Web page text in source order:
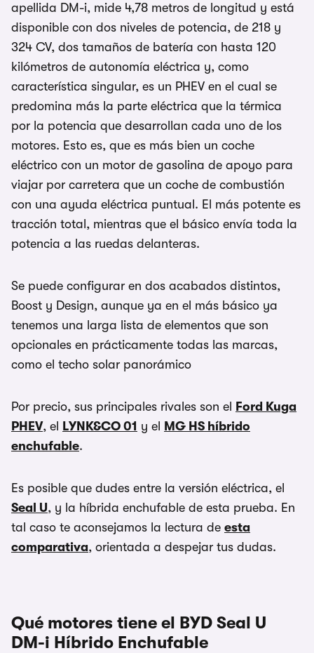
apellida DM-i, mide 4,78 metros de longitud y está
disponible con dos niveles de potencia, de 218 y
324 CV, dos tamaños de batería con hasta 120
kilómetros de autonomía eléctrica y, como
característica singular, es un PHEV en el cual se
predomina más la parte eléctrica que la térmica
por la potencia que desarrollan cada uno de los
motores. Esto es, que es más bien un coche
eléctrico con un motor de gasolina de apoyo para
viajar por carretera que un coche de combustión
con una ayuda eléctrica puntual. El más potente es
tracción total, mientras que el básico envía toda la
potencia a las ruedas delanteras.
Se puede configurar en dos acabados distintos,
Boost y Design, aunque ya en el más básico ya
tenemos una larga lista de elementos que son
opcionales en prácticamente todas las marcas,
como el techo solar panorámico
Por precio, sus principales rivales son el
Ford Kuga
PHEV, el LYNK&CO 01 y el
MG HS híbrido
enchufable.
Es posible que dudes entre la versión eléctrica, el
Seal U, y la híbrida enchufable de esta prueba. En
tal caso te aconsejamos la lectura de esta
comparativa, orientada a despejar tus dudas.
Qué motores tiene el BYD Seal U
DM-i Híbrido Enchufable